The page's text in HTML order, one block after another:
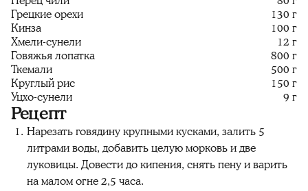
Грецкие орехи
130 г
Кинза
100 г
Хмели-сунели
12 г
Говяжья лопатка
800 г
Ткемали
500 г
Круглый рис
150 г
Уцхо-сунели
9 г
Рецепт
Нарезать говядину крупными кусками, залить 5
литрами воды, добавить целую морковь и две
луковицы. Довести до кипения, снять пену и варить
на малом огне 2,5 часа.